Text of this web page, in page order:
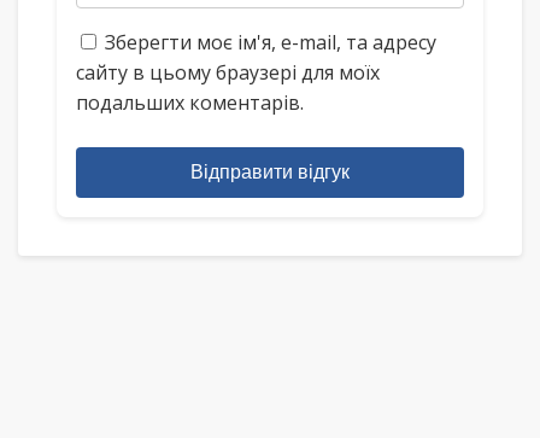
Зберегти моє ім'я, e-mail, та адресу
сайту в цьому браузері для моїх
подальших коментарів.
Відправити відгук